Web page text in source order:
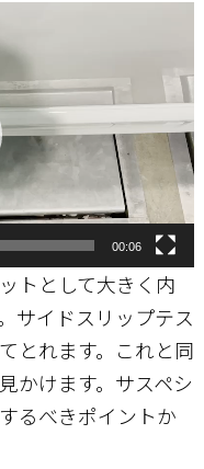
00:06
トとして大きく内
サイドスリップテス
とれます。これと同
かけます。サスペシ
るべきポイントか